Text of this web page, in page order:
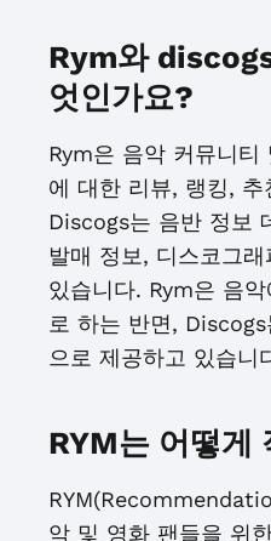
Rym와
엇인가요?
Rym은 음악 커뮤니
에 대한 리뷰, 랭킹,
Discogs는 음반 정보
발매 정보, 디스코그
있습니다. Rym은 음
로 하는 반면,
으로 제공하고 있습니
RYM는 어떻게
악 및 영화 팬들을 위